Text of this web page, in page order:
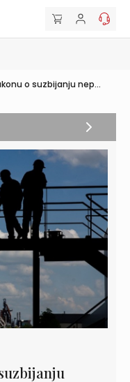
o suzbijanju nep...